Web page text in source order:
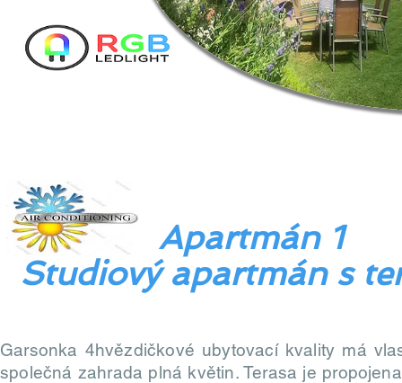
Apartmán 1
Studiový apartmán s
Garsonka 4hvězdičkové ubytovací kvality má
společná zahrada plná květin. Terasa je